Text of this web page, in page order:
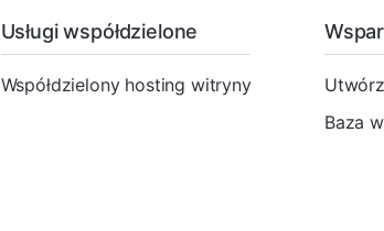
Usługi współdzielone
Współdzielony hosting witryny
Baza